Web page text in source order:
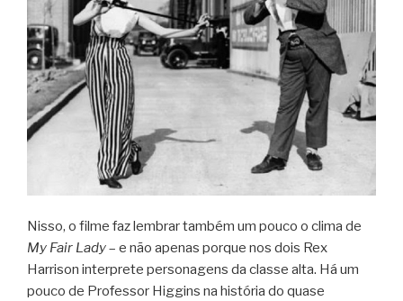
Nisso, o filme faz lembrar também um pouco o clima de
My Fair Lady– e não apenas porque nos dois Rex
Harrison interprete personagens da classe alta. Há um
pouco de Professor Higgins na história do quase